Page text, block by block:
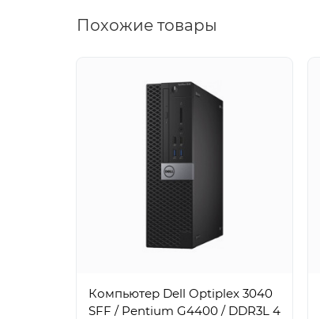
Похожие товары
Компьютер Dell Optiplex 3040
SFF / Pentium G4400 / DDR3L 4